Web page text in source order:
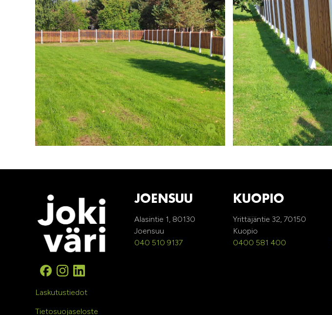
JOENSUU
Alasintie 1, 80130
Joensuu
040 510 9137
KUOPIO
Yrittäjäntie 32, 70150
Kuopio
0400 581 400
Laskutustiedot
Tietosuojaseloste